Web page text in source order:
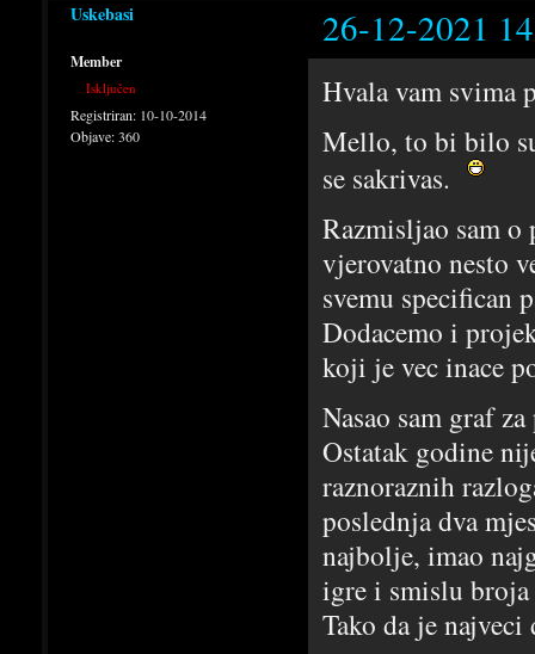
Uskebasi 26-12-2021
Member
Isključen
Registriran: 10-10-2014
Objave:360
Hvala vam svima
Mello, to bi bilo
se sakrivas.
Razmisljao sam
vjerovatno nesto
svemu specifican
Dodacemo i
koji je vec inace
Nasao sam graf
Ostatak godine
raznoraznih
poslednja dva
najbolje, imao
igre i smislu broja
Tako da je